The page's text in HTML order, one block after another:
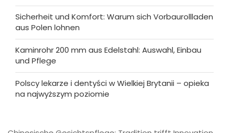
Sicherheit und Komfort: Warum sich Vorbaurollladen
aus Polen lohnen
Kaminrohr 200 mm aus Edelstahl: Auswahl, Einbau
und Pflege
Polscy lekarze i dentyści w Wielkiej Brytanii – opieka
na najwyższym poziomie